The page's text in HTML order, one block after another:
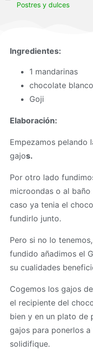
Postres y dulces
Ingredientes:
1 mandarinas
chocolate blanco
Goji
Elaboración:
Empezamos pelando
gajos.
Por otro lado
microondas o al
caso ya tenia el
fundirlo junto.
Pero si no lo
fundido añadimos el
su cualidades
Cogemos los gajos
el recipiente del
bien y en un plato de
gajos para ponerlos
solidifique.